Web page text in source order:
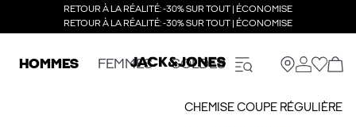
RETOUR À LA RÉALITÉ: -30% SUR TOUT | ÉCONOMISE
RETOUR À LA RÉALITÉ: -30% SUR TOUT | ÉCONOMISE
HOMMES FEMMES SOLDES
CHEMISE COUPE RÉGULIÈRE